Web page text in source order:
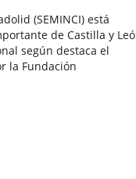
(SEMINCI) está
de Castilla y
según destaca el
la Fundación